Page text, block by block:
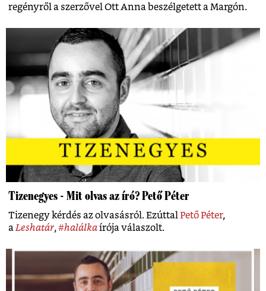
regényről a szerzővel Ott Anna beszélgetett a Margón.
Tizenegyes - Mit olvas az író? Pető Péter
Tizenegy kérdés az olvasásról. Ezúttal Pető Péter,
a Leshatár,#halálkaírója válaszolt.